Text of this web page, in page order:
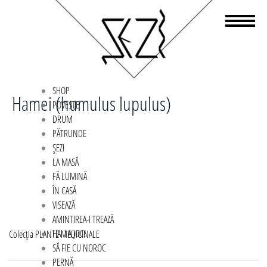
SHOP
POVESTE
DRUM
PĂTRUNDE
ȘEZI
LA MASĂ
FĂ LUMINĂ
ÎN CASĂ
VISEAZĂ
AMINTIREA-I TREAZĂ
HAI LA JOC!
SĂ FIE CU NOROC
PERNĂ
Hamei (humulus lupulus)
Navigare
în
Colecția PLANTE MEDICINALE